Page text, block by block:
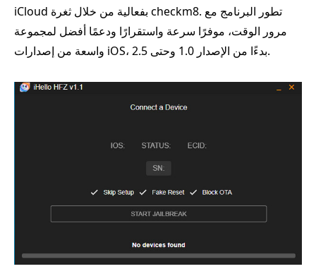
iCloud بفعالية من خلال ثغرة checkm8. تطور البرنامج مع
مرور الوقت، موفرًا سرعة واستقرارًا ودعمًا أفضل لمجموعة
واسعة من إصدارات iOS، بدءًا من الإصدار 1.0 وحتى 2.5.